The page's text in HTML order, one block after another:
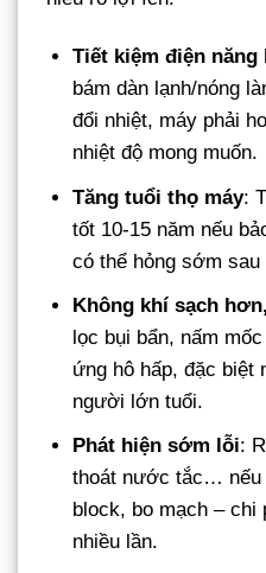
Tiết kiệm điện năng
bám dàn lạnh/nóng
đổi nhiệt, máy phải
nhiệt độ mong muốn.
Tăng tuổi thọ máy:
tốt 10-15 năm nếu
có thể hỏng sớm sau
Không khí sạch
lọc bụi bẩn, nấm
ứng hô hấp, đặc biệt
người lớn tuổi.
Phát hiện sớm lỗi:
thoát nước tắc… nếu
block, bo mạch –
nhiều lần.